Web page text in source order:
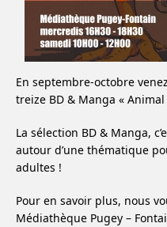
En septembre-octobre
treize BD & Manga « Animal
La sélection BD & Manga,
autour d’une thématique
adultes !
Pour en savoir plus, nous
Médiathèque Pugey –